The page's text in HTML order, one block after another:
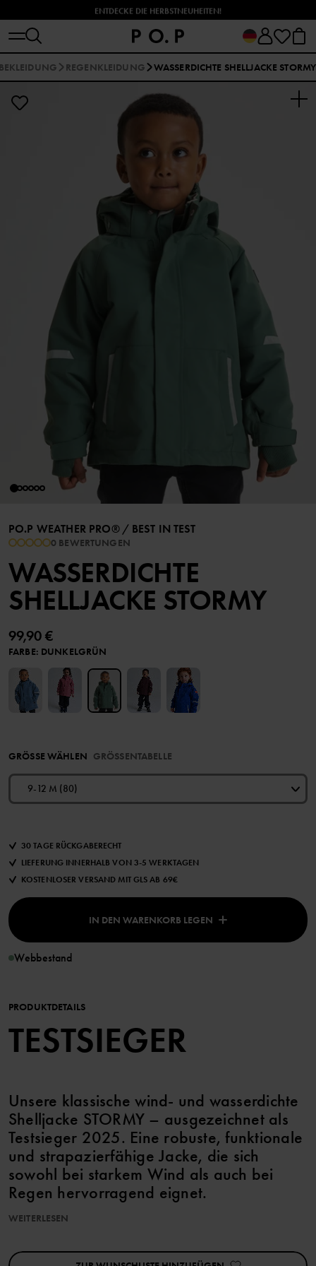
ENTDECKE DIE HERBSTNEUHEITEN!
REGENKLEIDUNG WASSERDICHTE SHELLJACKE STORMY
PO.P WEATHER PRO® / BEST IN TEST
0 BEWERTUNGEN
WASSERDICHTE
SHELLJACKE STORMY
99,90 €
FARBE: DUNKELGRÜN
GRÖSSE WÄHLEN GRÖSSENTABELLE
9-12 M (80)
30 TAGE RÜCKGABERECHT
LIEFERUNG INNERHALB VON 3-5 WERKTAGEN
KOSTENLOSER VERSAND MIT GLS AB 69€
IN DEN WARENKORB LEGEN
Webbestand
PRODUKTDETAILS
TESTSIEGER
Unsere klassische wind- und wasserdichte
Shelljacke STORMY – ausgezeichnet als
Testsieger 2025. Eine robuste, funktionale
und strapazierfähige Jacke, die sich
sowohl bei starkem Wind als auch bei
Regen hervorragend eignet.
zuletzt 2025.
WEITERLESEN